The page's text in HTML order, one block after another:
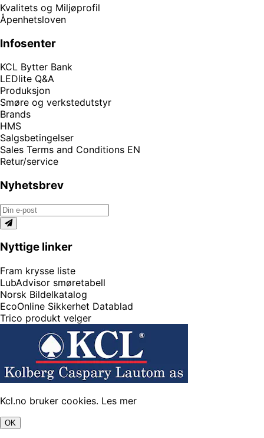
Kvalitets og Miljøprofil
Åpenhetsloven
Infosenter
KCL Bytter Bank
LEDlite Q&A
Produksjon
Smøre og verkstedutstyr
Brands
HMS
Salgsbetingelser
Sales Terms and Conditions EN
Retur/service
Nyhetsbrev
Nyttige linker
Fram krysse liste
LubAdvisor smøretabell
Norsk Bildelkatalog
EcoOnline Sikkerhet Datablad
Trico produkt velger
Kcl.no bruker cookies. Les mer
OK